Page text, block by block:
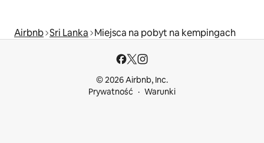
Airbnb Sri Lanka Miejsca na pobyt na kempingach
© 2026 Airbnb, Inc.
Prywatność
Warunki